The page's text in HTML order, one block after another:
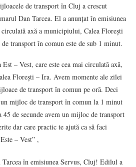
de transport în Cluj a crescut
Dan Tarcea. El a anunțat în emisiunea
axă a municipiului, Calea Florești
transport în comun este de sub 1 minut.
– Vest, care este cea mai circulată axă,
Florești – Ira. Avem momente ale zilei
de transport în comun pe oră. Deci
un mijloc de transport în comun la 1 minut
de secunde avem un mijloc de transport
dar care practic te ajută ca să faci
– Vest” ,
în emisiunea Servus, Cluj! Edilul a